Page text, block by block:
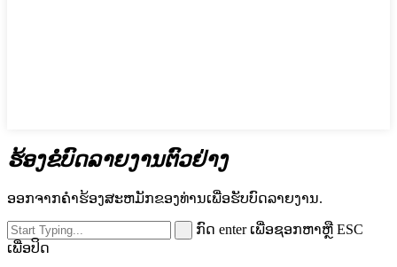
ຮ້ອງຂໍບົດລາຍງານຕົວຢ່າງ
ອອກຈາກຄໍາຮ້ອງສະຫມັກຂອງທ່ານເພື່ອຮັບບົດລາຍງານ.
ກົດ enter ເພື່ອຊອກຫາຫຼື ESC
ເພື່ອປິດ